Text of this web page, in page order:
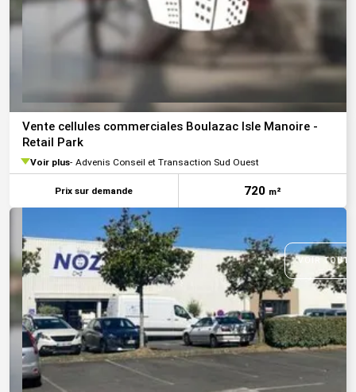
Vente cellules commerciales Boulazac Isle Manoire -
Retail Park
Voir plus Advenis Conseil et Transaction Sud Ouest
Prix sur demande 720 m²
VOIR